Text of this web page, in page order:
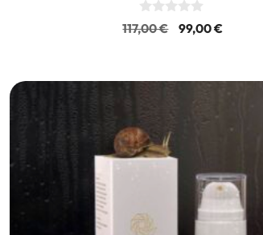
0
s
117,00€
Il
era:
117,00 €.
99,00€Il
è: